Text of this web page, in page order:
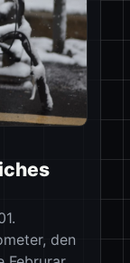
den